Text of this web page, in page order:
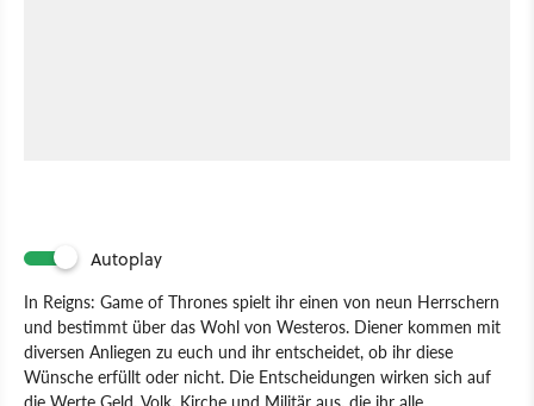
Autoplay
In Reigns: Game of Thrones spielt ihr einen von neun Herrschern
und bestimmt über das Wohl von Westeros. Diener kommen mit
diversen Anliegen zu euch und ihr entscheidet, ob ihr diese
Wünsche erfüllt oder nicht. Die Entscheidungen wirken sich auf
die Werte Geld, Volk, Kirche und Militär aus, die ihr alle